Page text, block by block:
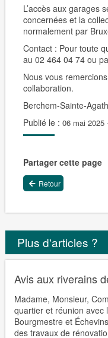
L’accès aux garages
concernées et la
normalement par
Contact : Pour toute
au 02 464 04 74 ou
Nous vous
collaboration.
Berchem-Sainte-
Publié le : 06 mai 2025
Partager cette page
Retour
Plus d'articles ?
Avis aux riverains
Madame, Monsieur,
quartier et réunion avec
Bourgmestre et
des travaux de